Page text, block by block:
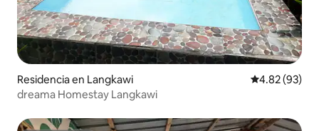
Residencia en Langkawi Calificación
4.82 (93)
dreama Homestay Langkawi